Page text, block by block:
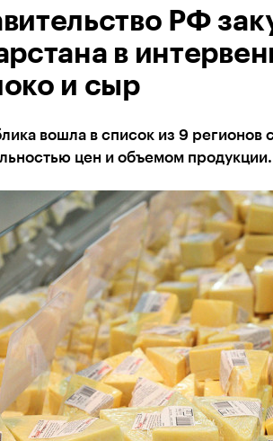
РФ
в
и сыр
вошла в список из 9 регионов
цен и объемом продукции.